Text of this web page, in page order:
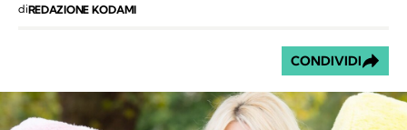
diREDAZIONE KODAMI
CONDIVIDI